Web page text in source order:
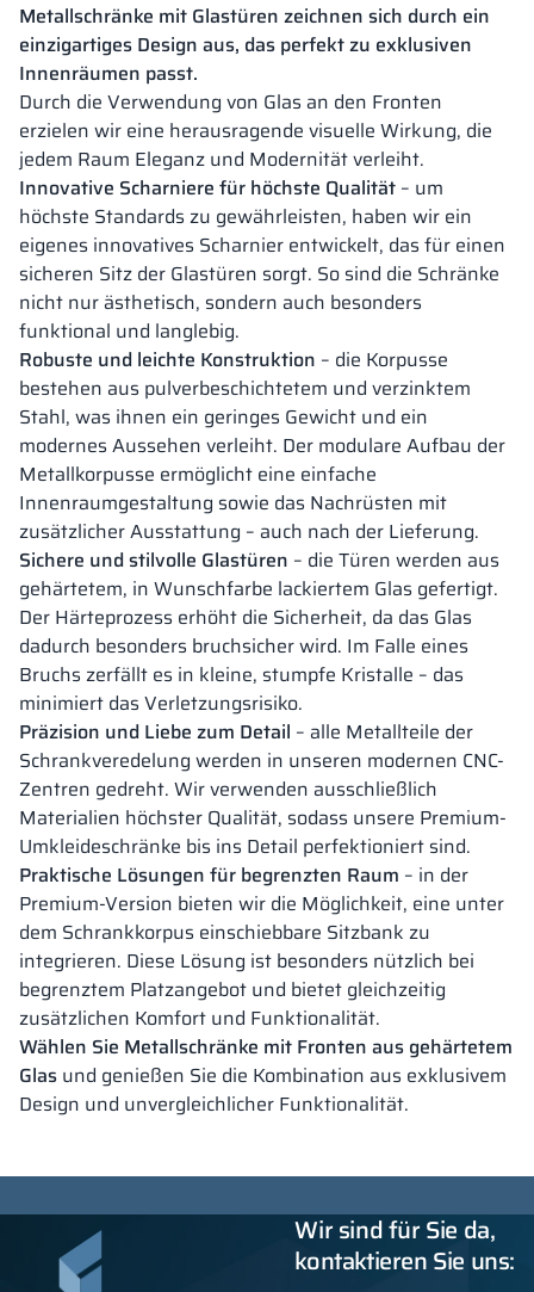
Metallschränke mit Glastüren zeichnen sich durch ein
einzigartiges Design aus, das perfekt zu exklusiven
Innenräumen passt.
Durch die Verwendung von Glas an den Fronten
erzielen wir eine herausragende visuelle Wirkung, die
jedem Raum Eleganz und Modernität verleiht.
Innovative Scharniere für höchste Qualität – um
höchste Standards zu gewährleisten, haben wir ein
eigenes innovatives Scharnier entwickelt, das für einen
sicheren Sitz der Glastüren sorgt. So sind die Schränke
nicht nur ästhetisch, sondern auch besonders
funktional und langlebig.
Robuste und leichte Konstruktion – die Korpusse
bestehen aus pulverbeschichtetem und verzinktem
Stahl, was ihnen ein geringes Gewicht und ein
modernes Aussehen verleiht. Der modulare Aufbau der
Metallkorpusse ermöglicht eine einfache
Innenraumgestaltung sowie das Nachrüsten mit
zusätzlicher Ausstattung – auch nach der Lieferung.
Sichere und stilvolle Glastüren – die Türen werden aus
gehärtetem, in Wunschfarbe lackiertem Glas gefertigt.
Der Härteprozess erhöht die Sicherheit, da das Glas
dadurch besonders bruchsicher wird. Im Falle eines
Bruchs zerfällt es in kleine, stumpfe Kristalle – das
minimiert das Verletzungsrisiko.
Präzision und Liebe zum Detail – alle Metallteile der
Schrankveredelung werden in unseren modernen CNC-
Zentren gedreht. Wir verwenden ausschließlich
Materialien höchster Qualität, sodass unsere Premium-
Umkleideschränke bis ins Detail perfektioniert sind.
Praktische Lösungen für begrenzten Raum – in der
Premium-Version bieten wir die Möglichkeit, eine unter
dem Schrankkorpus einschiebbare Sitzbank zu
integrieren. Diese Lösung ist besonders nützlich bei
begrenztem Platzangebot und bietet gleichzeitig
zusätzlichen Komfort und Funktionalität.
Wählen Sie Metallschränke mit Fronten aus gehärtetem
Glas und genießen Sie die Kombination aus exklusivem
Design und unvergleichlicher Funktionalität.
Wir sind für Sie da,
kontaktieren Sie uns: